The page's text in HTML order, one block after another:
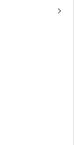
keyboard_arrow_right